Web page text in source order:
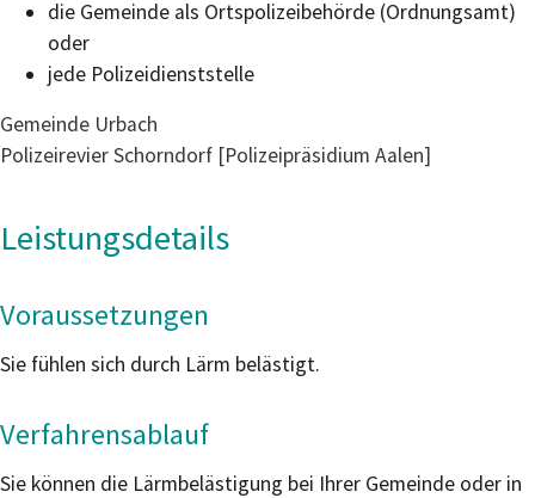
die Gemeinde als Ortspolizeibehörde (Ordnungsamt)
oder
jede Polizeidienststelle
Gemeinde Urbach
Polizeirevier Schorndorf [Polizeipräsidium Aalen]
Leistungsdetails
Voraussetzungen
Sie fühlen sich durch Lärm belästigt.
Verfahrensablauf
Sie können die Lärmbelästigung bei Ihrer Gemeinde oder in